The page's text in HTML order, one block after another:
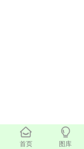
首页 图库